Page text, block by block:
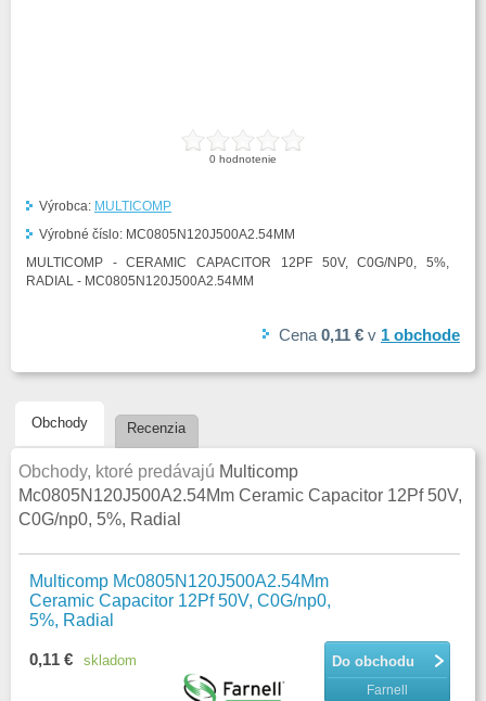
0 hodnotenie
Výrobca: MULTICOMP
Výrobné číslo: MC0805N120J500A2.54MM
MULTICOMP - CERAMIC CAPACITOR 12PF 50V, C0G/NP0, 5%,
RADIAL - MC0805N120J500A2.54MM
Cena 0,11 € v 1 obchode
Obchody Recenzia
Obchody, ktoré predávajú Multicomp
Mc0805N120J500A2.54Mm Ceramic Capacitor 12Pf 50V,
C0G/np0, 5%, Radial
Multicomp Mc0805N120J500A2.54Mm
Ceramic Capacitor 12Pf 50V, C0G/np0,
5%, Radial
Do obchodu
Farnell
0,11 € skladom